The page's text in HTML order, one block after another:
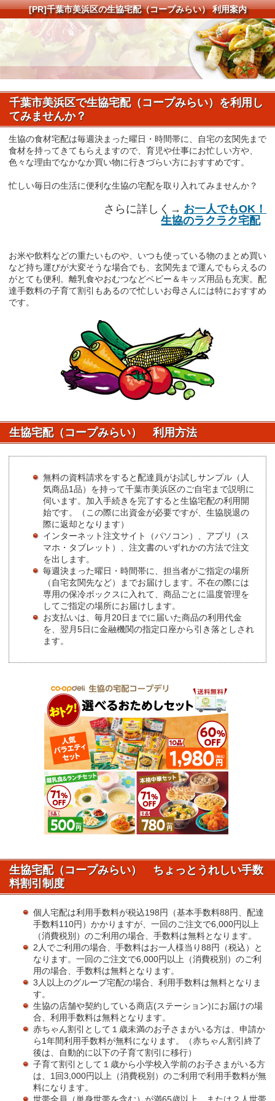
[PR]千葉市美浜区の生協宅配（コープみらい） 利用案内
千葉市美浜区で生協宅配（コープみらい）を利用し
てみませんか？
生協の食材宅配は毎週決まった曜日・時間帯に、自宅の玄関先まで
食材を持ってきてもらえますので、育児や仕事にお忙しい方や、
色々な理由でなかなか買い物に行きづらい方におすすめです。
忙しい毎日の生活に便利な生協の宅配を取り入れてみませんか？
さらに詳しく→ お一人でもOK！
生協のラクラク宅配
お米や飲料などの重たいものや、いつも使っている物のまとめ買い
など持ち運びが大変そうな場合でも、玄関先まで運んでもらえるの
がとても便利。離乳食やおむつなどベビー＆キッズ用品も充実。配
達手数料の子育て割引もあるので忙しいお母さんには特におすすめ
です。
生協宅配（コープみらい） 利用方法
無料の資料請求をすると配達員がお試しサンプル（人
気商品1品）を持って千葉市美浜区のご自宅まで説明に
伺います。加入手続きを完了すると生協宅配の利用開
始です。（この際に出資金が必要ですが、生協脱退の
際に返却となります）
インターネット注文サイト（パソコン）、アプリ（ス
マホ・タブレット）、注文書のいずれかの方法で注文
を出します。
毎週決まった曜日・時間帯に、担当者がご指定の場所
（自宅玄関先など）までお届けします。不在の際には
専用の保冷ボックスに入れて、商品ごとに温度管理を
してご指定の場所にお届けします。
お支払いは、毎月20日までに届いた商品の利用代金
を、翌月5日に金融機関の指定口座から引き落としされ
ます。
生協宅配（コープみらい） ちょっとうれしい手数
料割引制度
個人宅配は利用手数料が税込198円（基本手数料88円、配達
手数料110円）かかりますが、一回のご注文で6,000円以上
（消費税別）のご利用の場合、手数料は無料となります。
2人でご利用の場合、手数料はお一人様当り88円（税込）と
なります。一回のご注文で6,000円以上（消費税別）のご利
用の場合、手数料は無料となります。
3人以上のグループ宅配の場合、利用手数料は無料となりま
す。
生協の店舗や契約している商店(ステーション)にお届けの場
合、利用手数料は無料となります。
赤ちゃん割引として１歳未満のお子さまがいる方は、申請か
ら1年間利用手数料が無料になります。（赤ちゃん割引終了
後は、自動的に以下の子育て割引に移行）
子育て割引として１歳から小学校入学前のお子さまがいる方
は、1回3,000円以上（消費税別）のご利用で利用手数料が無
料になります。